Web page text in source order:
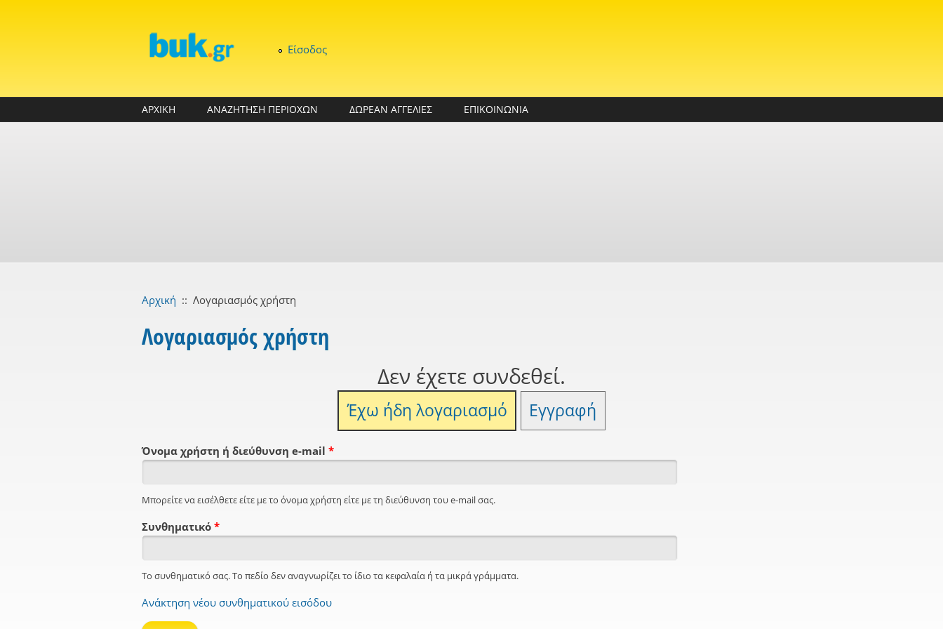
Είσοδος
ΑΡΧΙΚΗ ΑΝΑΖΗΤΗΣΗ ΠΕΡΙΟΧΩΝ ΔΩΡΕΑΝ ΑΓΓΕΛΙΕΣ ΕΠΙΚΟΙΝΩΝΙΑ
Αρχική :: Λογαριασμός χρήστη
Λογαριασμός χρήστη
Δεν έχετε συνδεθεί.
Έχω ήδη λογαριασμό Εγγραφή
Όνομα χρήστη ή διεύθυνση e-mail *
Μπορείτε να εισέλθετε είτε με το όνομα χρήστη είτε με τη διεύθυνση του e-mail σας.
Συνθηματικό *
Το συνθηματικό σας. Το πεδίο δεν αναγνωρίζει το ίδιο τα κεφαλαία ή τα μικρά γράμματα.
Ανάκτηση νέου συνθηματικού εισόδου